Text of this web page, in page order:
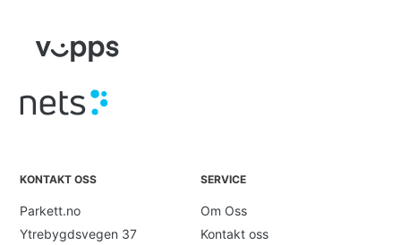
KONTAKT OSS
Parkett.no
Ytrebygdsvegen 37
SERVICE
Om Oss
Kontakt oss